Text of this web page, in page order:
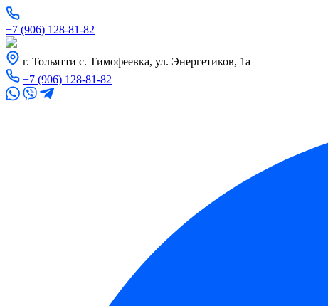
+7 (906) 128-81-82
г. Тольятти с. Тимофеевка, ул. Энергетиков, 1а
+7 (906) 128-81-82